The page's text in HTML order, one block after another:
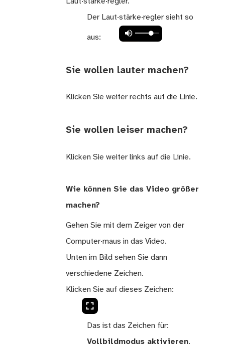
Der Laut·stärke·regler sieht so
aus:
Sie wollen lauter machen?
Klicken Sie weiter rechts auf die Linie.
Sie wollen leiser machen?
Klicken Sie weiter links auf die Linie.
Wie können Sie das Video größer
machen?
Gehen Sie mit dem Zeiger von der
Computer·maus in das Video.
Unten im Bild sehen Sie dann
verschiedene Zeichen.
Klicken Sie auf dieses Zeichen:
Das ist das Zeichen für:
Vollbildmodus aktivieren.